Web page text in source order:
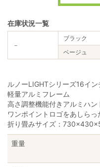
在庫状況一覧
－
ブラック
ベージュ
ルノーLIGHTシリーズ16イ
軽量アルミフレーム
高さ調整機能付きアルミハン
ワンポイントロゴをあしら
折り畳みサイズ：
重量